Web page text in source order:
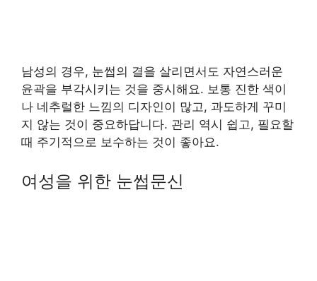
남성의 경우, 눈썹의 결을 살리면서도 자연스러운
윤곽을 부각시키는 것을 중시해요. 보통 진한 색이
나 네추럴한 느낌의 디자인이 많고, 과도하게 꾸미
지 않는 것이 중요하답니다. 관리 역시 쉽고, 필요할
때 주기적으로 보수하는 것이 좋아요.
여성을 위한 눈썹문신